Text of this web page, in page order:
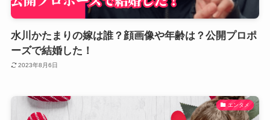
水川かたまりの嫁は誰？顔画像や年齢は？公開プロポ
ーズで結婚した！
2023年8月6日
エンタメ